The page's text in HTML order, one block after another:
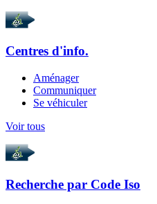
Centres d'info.
Aménager
Communiquer
Se véhiculer
Voir tous
Recherche par Code Iso